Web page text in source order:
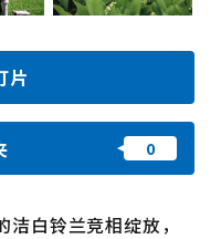
白铃兰竞相绽放，
片